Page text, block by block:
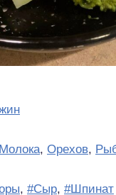
Молока, Орехов,
, #Сыр, #Шпинат